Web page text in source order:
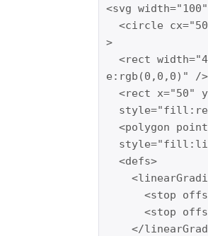
<svg
<circle
>
  <rect width="400" height="100" style="fill:rgb(0,0,255);stroke-width:10;strok
e:rgb(0,0,0)" />
  <rect x="50" y="20" rx="20" ry="20" width="150" height="150"
  <polygon points="100,10 40,198 190,78 10,78 160,198"
  <defs>
<linearGradient
<stop
<stop
</